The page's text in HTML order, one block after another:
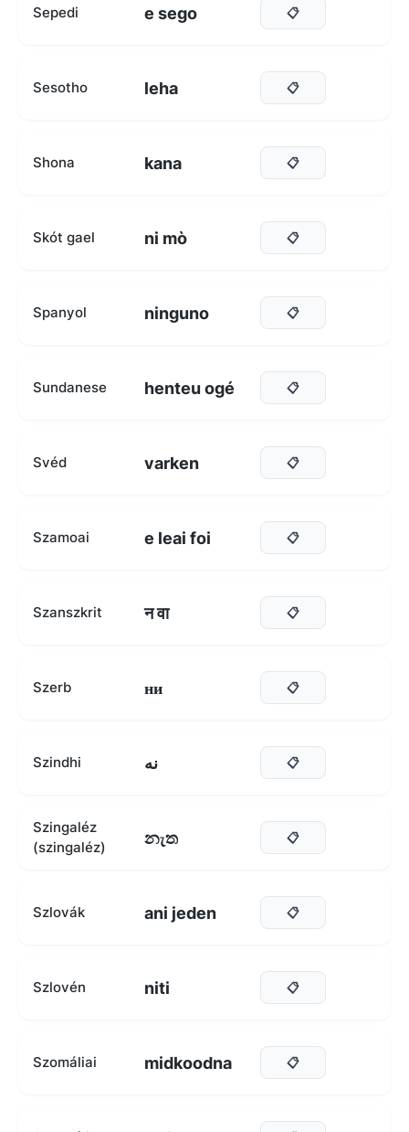
Sepedi e sego 📋
Sesotho leha 📋
Shona kana 📋
Skót gael ni mò 📋
Spanyol ninguno 📋
Sundanese henteu ogé 📋
Svéd varken 📋
Szamoai e leai foi 📋
Szanszkrit न वा 📋
Szerb ни 📋
Szindhi نه 📋
Szingaléz
(szingaléz)
නැත 📋
Szlovák ani jeden 📋
Szlovén niti 📋
Szomáliai midkoodna 📋